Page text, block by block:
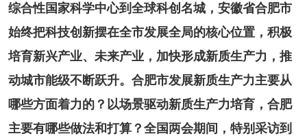
综合性国家科学中心到全球科创名城，安徽省合肥市
始终把科技创新摆在全市发展全局的核心位置，积极
培育新兴产业、未来产业，加快形成新质生产力，推
动城市能级不断跃升。合肥市发展新质生产力主要从
哪些方面着力的？以场景驱动新质生产力培育，合肥
主要有哪些做法和打算？全国两会期间，特别采访到